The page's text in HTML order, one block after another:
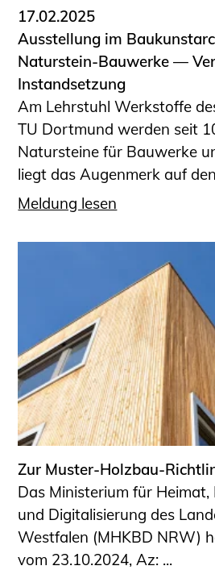
17.02.2025
Ausstellung im
Naturstein-Bauwerke —
Instandsetzung
Am Lehrstuhl Werkstoffe
TU Dortmund werden seit
Natursteine für Bauwerke
liegt das Augenmerk auf
Meldung lesen
Zur Muster-Holzbau-
Das Ministerium für Heimat,
und Digitalisierung des
Westfalen (MHKBD NRW)
vom 23.10.2024, Az: ...